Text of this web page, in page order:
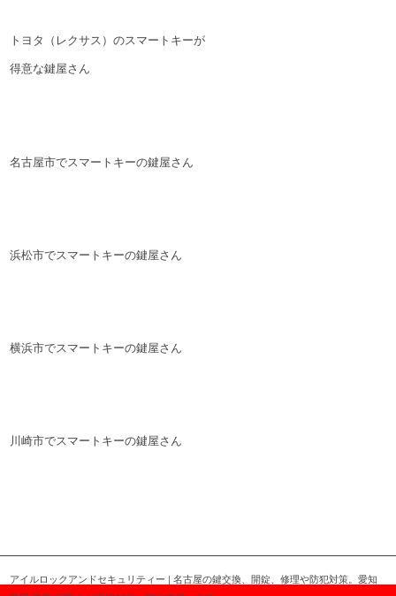
トヨタ（レクサス）のスマートキーが
得意な鍵屋さん
名古屋市でスマートキーの鍵屋さん
浜松市でスマートキーの鍵屋さん
横浜市でスマートキーの鍵屋さん
川崎市でスマートキーの鍵屋さん
アイルロックアンドセキュリティー | 名古屋の鍵交換、開錠、修理や防犯対策。愛知